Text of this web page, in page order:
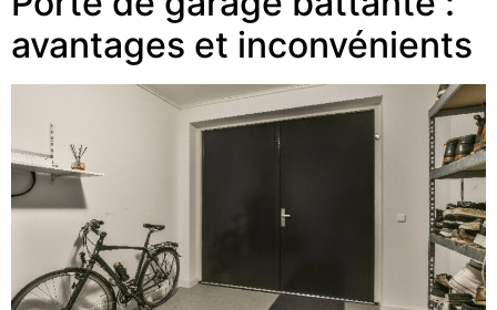
avantages et inconvénients